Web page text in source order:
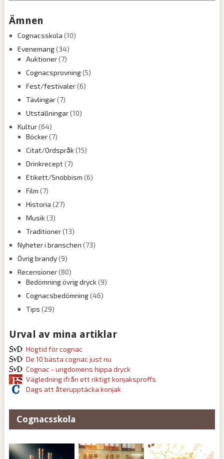
Ämnen
Cognacsskola (10)
Evenemang(34)
Auktioner(7)
Cognacsprovning(5)
Fest/festivaler(6)
Tävlingar(7)
Utställningar(10)
Kultur(64)
Böcker(7)
Citat/Ordspråk(15)
Drinkrecept(7)
Etikett/Snobbism (6)
Film (7)
Historia (27)
Musik(3)
Traditioner(13)
Nyheter i branschen (73)
Övrig brandy(9)
Recensioner(80)
Bedömning övrig dryck(9)
Cognacsbedömning(46)
Tips (29)
Urval av mina artiklar
Högtid för cognac
De 10 bästa cognac just nu
Cognac - ungdomens hippa dryck
Vägledning ifrån ett riktigt konjaksproffs
Dags att återupptäcka konjak
Cognacsskola